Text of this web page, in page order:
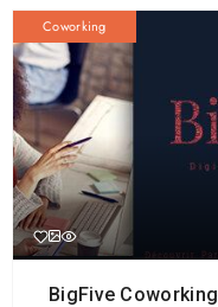
Coworking
BigFive Coworking